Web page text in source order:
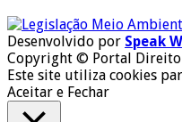
Desenvolvido por Speak
Copyright © Portal Direito
Este site utiliza cookies
Aceitar e Fechar